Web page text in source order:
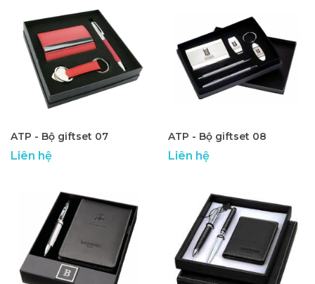
ATP - Bộ giftset 07
Liên hệ
ATP - Bộ giftset 08
Liên hệ